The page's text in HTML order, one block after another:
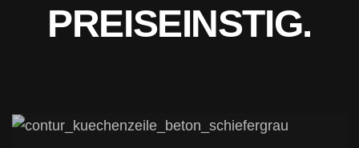
PREISEINSTIG.